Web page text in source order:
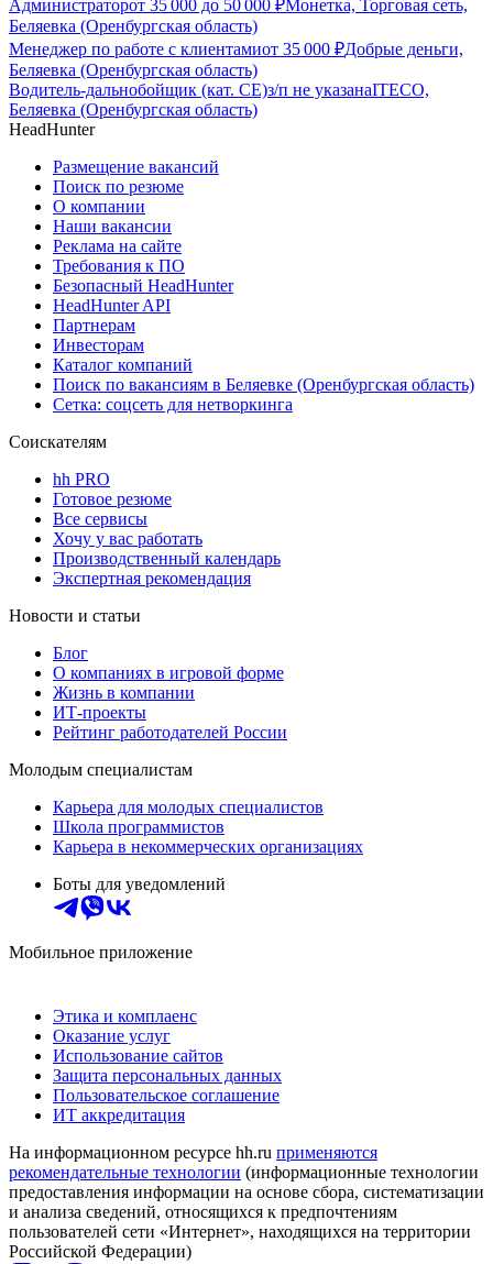
Администраторот 35 000 до 50 000 ₽Монетка, Торговая сеть,
Беляевка (Оренбургская область)
Менеджер по работе с клиентамиот 35 000 ₽Добрые деньги,
Беляевка (Оренбургская область)
Водитель-дальнобойщик (кат. CE)з/п не указанаITECO,
Беляевка (Оренбургская область)
HeadHunter
Размещение вакансий
Поиск по резюме
О компании
Наши вакансии
Реклама на сайте
Требования к ПО
Безопасный HeadHunter
HeadHunter API
Партнерам
Инвесторам
Каталог компаний
Поиск по вакансиям в Беляевке (Оренбургская область)
Сетка: соцсеть для нетворкинга
Соискателям
hh PRO
Готовое резюме
Все сервисы
Хочу у вас работать
Производственный календарь
Экспертная рекомендация
Новости и статьи
Блог
О компаниях в игровой форме
Жизнь в компании
ИТ-проекты
Рейтинг работодателей России
Молодым специалистам
Карьера для молодых специалистов
Школа программистов
Карьера в некоммерческих организациях
Боты для уведомлений
Мобильное приложение
Этика и комплаенс
Оказание услуг
Использование сайтов
Защита персональных данных
Пользовательское соглашение
ИТ аккредитация
На информационном ресурсе hh.ru применяются
рекомендательные технологии (информационные технологии
предоставления информации на основе сбора, систематизации
и анализа сведений, относящихся к предпочтениям
пользователей сети «Интернет», находящихся на территории
Российской Федерации)